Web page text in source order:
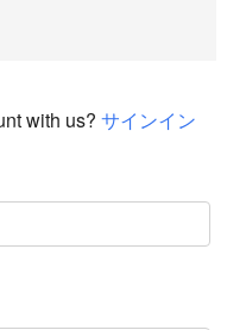
with us? サインイン